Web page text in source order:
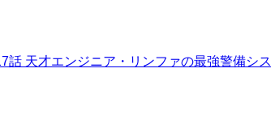
話 天才エンジニア・リンファの最強警備シス